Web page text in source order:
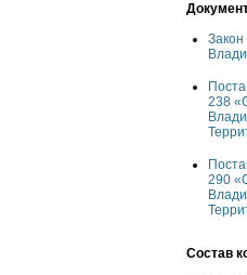
238
290
Состав